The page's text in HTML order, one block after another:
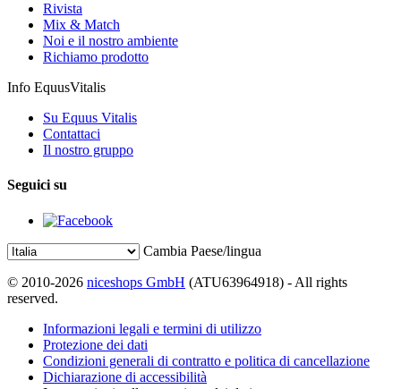
Rivista
Mix & Match
Noi e il nostro ambiente
Richiamo prodotto
Info EquusVitalis
Su Equus Vitalis
Contattaci
Il nostro gruppo
Seguici su
Cambia Paese/lingua
© 2010-2026 niceshops GmbH (ATU63964918) - All rights
reserved.
Informazioni legali e termini di utilizzo
Protezione dei dati
Condizioni generali di contratto e politica di cancellazione
Dichiarazione di accessibilità